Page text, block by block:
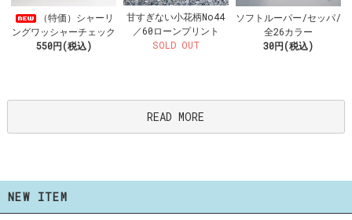
（特価）シャーリ
ングワッシャーチェック
550円(税込)
甘すぎない小花柄No44
／60ローンプリント
SOLD OUT
ソフトルーパー/セッパ/
全26カラー
30円(税込)
READ MORE
NEW ITEM